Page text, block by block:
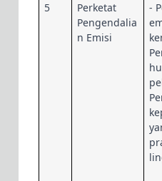
5
Perketat
Pengendalia
n Emisi
-